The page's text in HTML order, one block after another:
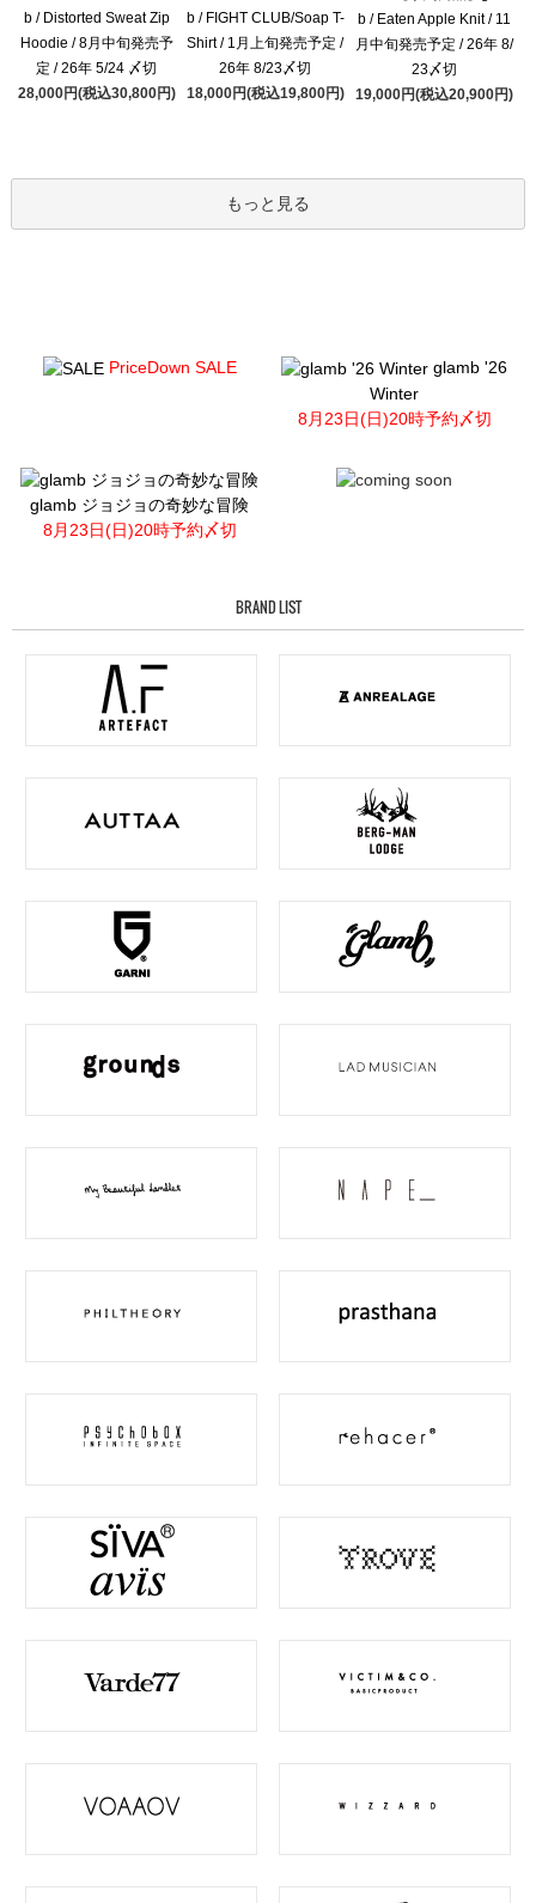
b / Distorted Sweat Zip
Hoodie / 8月中旬発売予
定 / 26年 5/24 〆切
28,000円(税込30,800円)
b / FIGHT CLUB/Soap T-
Shirt / 1月上旬発売予定 /
26年 8/23〆切
18,000円(税込19,800円)
b / Eaten Apple Knit / 11
月中旬発売予定 / 26年 8/
23〆切
19,000円(税込20,900円)
もっと見る
PriceDown SALE
glamb '26
Winter
8月23日(日)20時予約〆切
glamb ジョジョの奇妙な冒険
8月23日(日)20時予約〆切
BRAND LIST